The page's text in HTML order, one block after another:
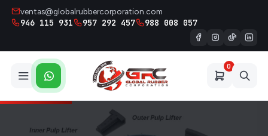
ventas@globalrubbercorporation.com
946 115 931 957 292 457 988 008 057
0